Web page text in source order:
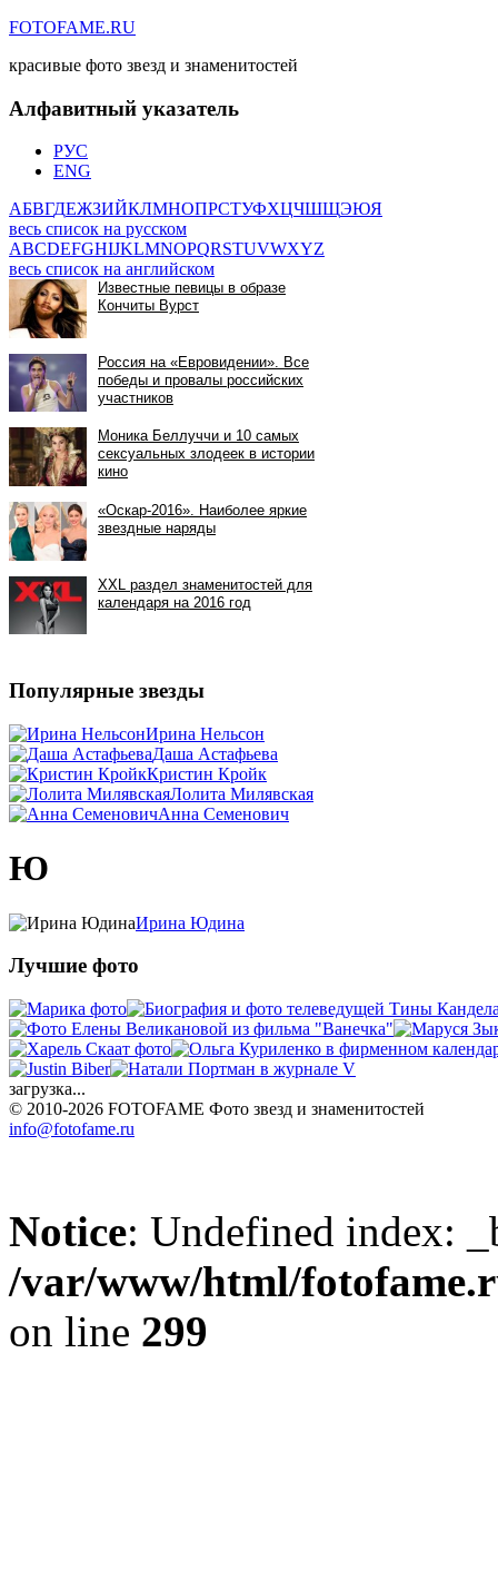
FOTOFAME.RU
красивые фото звезд и знаменитостей
Алфавитный указатель
РУС
ENG
АБВГДЕЖЗИЙКЛМНОПРСТУФХЦЧШЩЭЮЯ
весь список на русском
ABCDEFGHIJKLMNOPQRSTUVWXYZ
весь список на английском
Популярные звезды
Ирина Нельсон
Даша Астафьева
Кристин Кройк
Лолита Милявская
Анна Семенович
Ю
Ирина Юдина
Лучшие фото
загрузка...
© 2010-2026 FOTOFAME Фото звезд и знаменитостей
info@fotofame.ru
Notice: Undefined index:
/var/www/html/
on line 299